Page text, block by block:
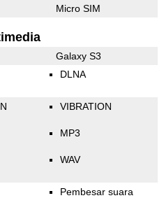
Micro SIM
Galaxy S3
DLNA
VIBRATION
MP3
WAV
Pembesar suara